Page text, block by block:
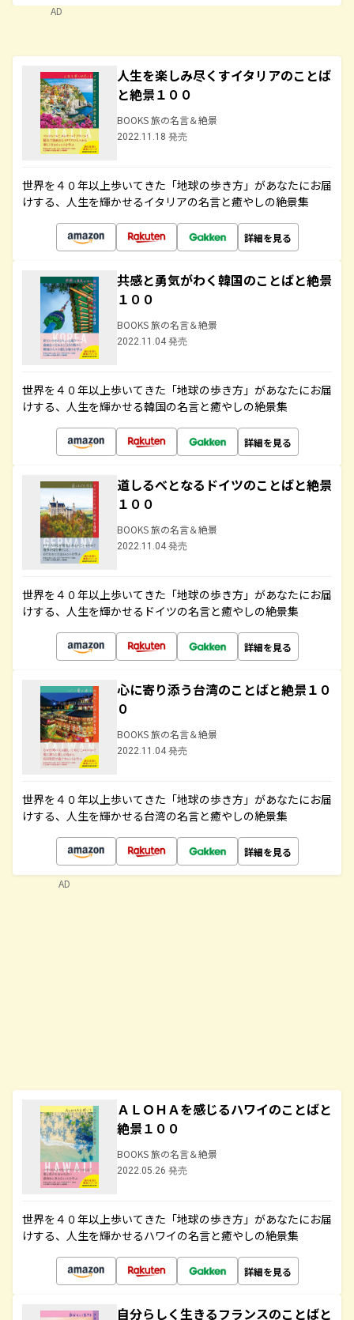
AD
人生を楽しみ尽くすイタリアのことば
と絶景１００
BOOKS 旅の名言＆絶景
2022.11.18 発売
世界を４０年以上歩いてきた「地球の歩き方」があなたにお届
けする、人生を輝かせるイタリアの名言と癒やしの絶景集
詳細を見る
共感と勇気がわく韓国のことばと絶景
１００
BOOKS 旅の名言＆絶景
2022.11.04 発売
世界を４０年以上歩いてきた「地球の歩き方」があなたにお届
けする、人生を輝かせる韓国の名言と癒やしの絶景集
詳細を見る
道しるべとなるドイツのことばと絶景
１００
BOOKS 旅の名言＆絶景
2022.11.04 発売
世界を４０年以上歩いてきた「地球の歩き方」があなたにお届
けする、人生を輝かせるドイツの名言と癒やしの絶景集
詳細を見る
心に寄り添う台湾のことばと絶景１０
０
BOOKS 旅の名言＆絶景
2022.11.04 発売
世界を４０年以上歩いてきた「地球の歩き方」があなたにお届
けする、人生を輝かせる台湾の名言と癒やしの絶景集
詳細を見る
ＡＬＯＨＡを感じるハワイのことばと
絶景１００
BOOKS 旅の名言＆絶景
2022.05.26 発売
世界を４０年以上歩いてきた「地球の歩き方」があなたにお届
けする、人生を輝かせるハワイの名言と癒やしの絶景集
詳細を見る
自分らしく生きるフランスのことばと
AD